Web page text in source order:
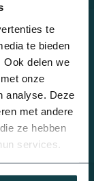
te
te bieden
Ook delen we
onze
analyse. Deze
met andere
ze hebben
services.
Beregeningsplan?